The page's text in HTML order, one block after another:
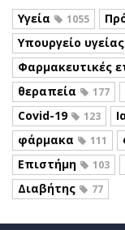
Υγεία 1055
Υπουργείο υγείας
Φαρμακευτικές
θεραπεία 177
Covid-19 123
φάρμακα 111
Επιστήμη 103
Διαβήτης 77